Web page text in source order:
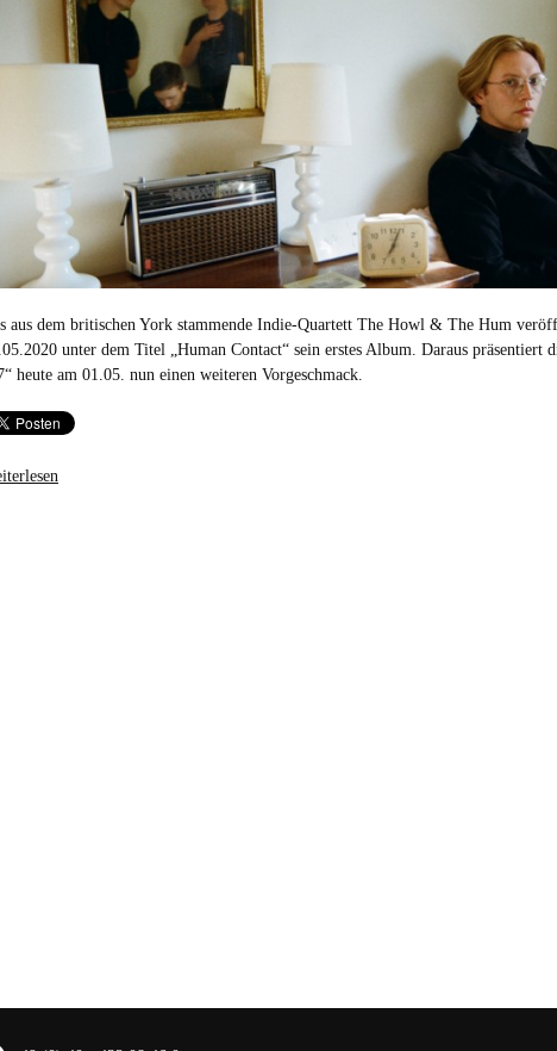
aus dem britischen York stammende Indie-Quartett The Howl & The Hum
unter dem Titel „Human Contact“ sein erstes Album. Daraus präsentiert
heute am 01.05. nun einen weiteren Vorgeschmack.